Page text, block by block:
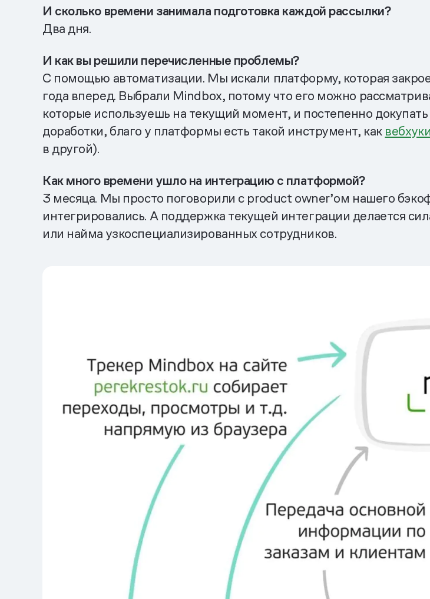
И сколько времени занимала подготовка каждой рассылки?
Два дня.
И как вы решили перечисленные проблемы?
С помощью автоматизации. Мы искали платформу, которая
года вперед. Выбрали Mindbox, потому что его можно
которые используешь на текущий момент, и постепенно
доработки, благо у платформы есть такой инструмент, как вебхуки
в другой).
Как много времени ушло на интеграцию с платформой?
3 месяца. Мы просто поговорили с product owner’ом нашего
интегрировались. А поддержка текущей интеграции делается
или найма узкоспециализированных сотрудников.